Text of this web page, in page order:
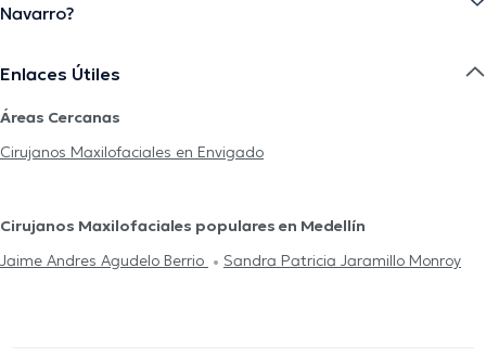
Navarro?
Enlaces Útiles
Áreas Cercanas
Cirujanos Maxilofaciales en Envigado
Cirujanos Maxilofaciales populares en Medellín
Jaime Andres Agudelo Berrio
Sandra Patricia Jaramillo Monroy